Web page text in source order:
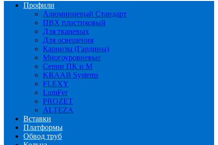
Профили
Алюминиевый Стандарт
ПВХ пластиковый
Для тканевых
Для освещения
Карнизы (Гардины)
Многоуровневые
Серии ПК и М
KRAAB Systems
FLEXY
LumFer
PROZET
ALTEZA
Вставки
Платформы
Обвод труб